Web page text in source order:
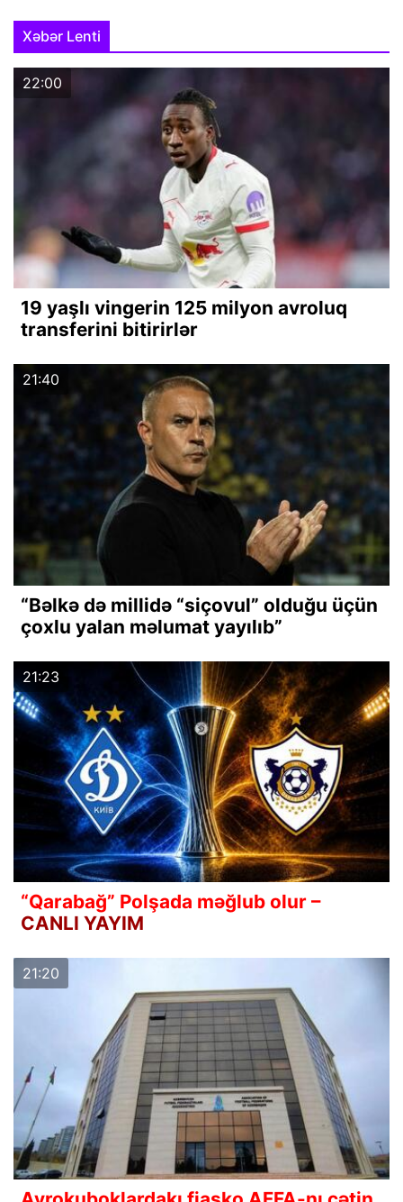
Xəbər Lenti
22:00
19 yaşlı vingerin 125 milyon avroluq
transferini bitirirlər
21:40
“Bəlkə də millidə “siçovul” olduğu üçün
çoxlu yalan məlumat yayılıb”
21:23
“Qarabağ” Polşada məğlub olur –
CANLI YAYIM
21:20